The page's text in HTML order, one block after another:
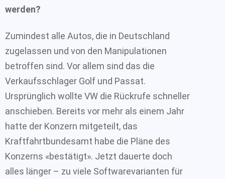
werden?
Zumindest alle Autos, die in Deutschland
zugelassen und von den Manipulationen
betroffen sind. Vor allem sind das die
Verkaufsschlager Golf und Passat.
Ursprünglich wollte VW die Rückrufe schneller
anschieben. Bereits vor mehr als einem Jahr
hatte der Konzern mitgeteilt, das
Kraftfahrtbundesamt habe die Pläne des
Konzerns «bestätigt». Jetzt dauerte doch
alles länger – zu viele Softwarevarianten für